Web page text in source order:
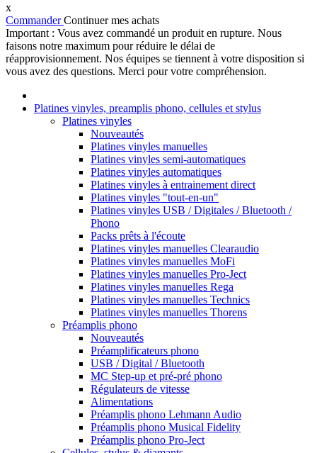
x
CommanderContinuer mes achats
Important : Vous avez commandé un produit en rupture. Nous
faisons notre maximum pour réduire le délai de
réapprovisionnement. Nos équipes se tiennent à votre disposition si
vous avez des questions. Merci pour votre compréhension.
Platines vinyles, preamplis phono, cellules et stylus
Platines vinyles
Nouveautés
Platines vinyles manuelles
Platines vinyles semi-automatiques
Platines vinyles automatiques
Platines vinyles à entrainement direct
Platines vinyles "tout-en-un"
Platines vinyles USB / Digitales / Bluetooth /
Phono
Packs prêts à l'écoute
Platines vinyles manuelles Clearaudio
Platines vinyles manuelles MoFi
Platines vinyles manuelles Pro-Ject
Platines vinyles manuelles Rega
Platines vinyles manuelles Technics
Platines vinyles manuelles Thorens
Préamplis phono
Nouveautés
Préamplificateurs phono
USB / Digital / Bluetooth
MC Step-up et pré-pré phono
Régulateurs de vitesse
Alimentations
Préamplis phono Lehmann Audio
Préamplis phono Musical Fidelity
Préamplis phono Pro-Ject